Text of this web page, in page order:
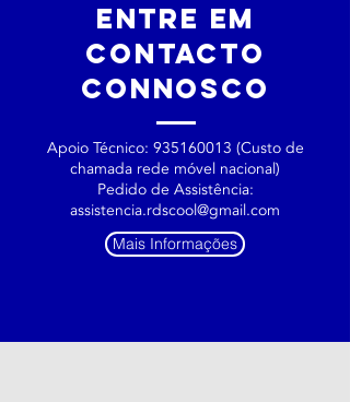
entre EM
CONTACTO
CONNOSCO
Apoio Técnico: 935160013 (Custo de
chamada rede móvel nacional)
Pedido de Assistência:
assistencia.rdscool@gmail.com
Mais Informações